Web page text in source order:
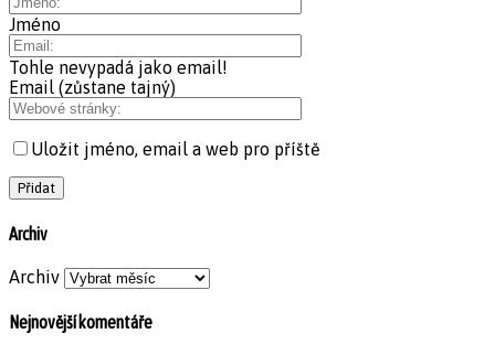
Jméno
Tohle nevypadá jako email!
Email (zůstane tajný)
Uložit jméno, email a web pro příště
Archiv
Archiv
Nejnovější komentáře